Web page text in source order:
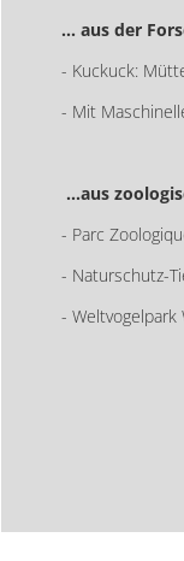
... aus der
- Kuckuck:
- Mit
...aus
- Parc
- Naturschutz-
- Weltvogelpark